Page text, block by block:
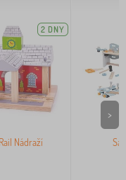
2 DNY
Nádraží
>